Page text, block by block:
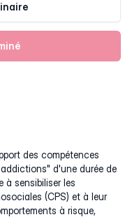
des compétences
d'une durée de
à sensibiliser les
(CPS) et à leur
à risque,